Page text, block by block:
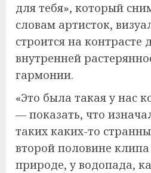
для тебя», который
словам артисток,
строится на контрасте
внутренней
гармонии.
«Это была такая у нас
— показать, что
таких каких-то
второй половине
природе, у водопада,